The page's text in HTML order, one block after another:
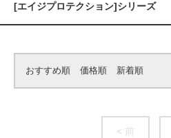
[エイジプロテクション]シリーズ
おすすめ順 価格順 新着順
< 前